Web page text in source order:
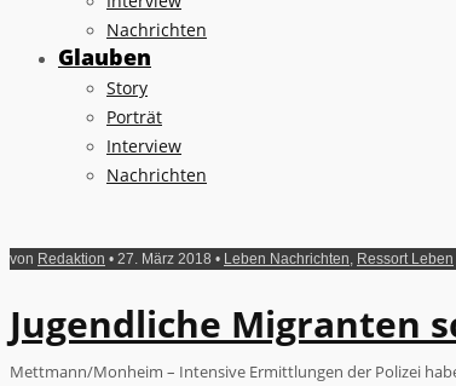
Nachrichten
Glauben
Story
Porträt
Interview
Nachrichten
von Redaktion • 27. März 2018 • Leben Nachrichten Ressort Leben
Jugendliche Migranten
Mettmann/Monheim – Intensive Ermittlungen der Polizei